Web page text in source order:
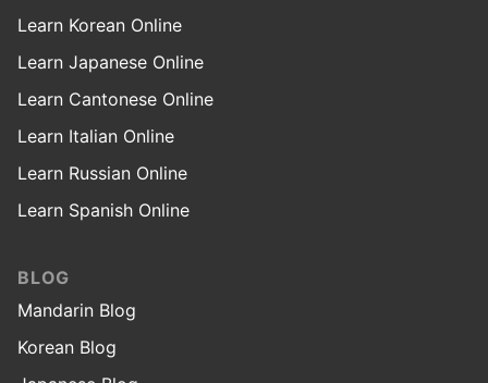
Learn Korean Online
Learn Japanese Online
Learn Cantonese Online
Learn Italian Online
Learn Russian Online
Learn Spanish Online
BLOG
Mandarin Blog
Korean Blog